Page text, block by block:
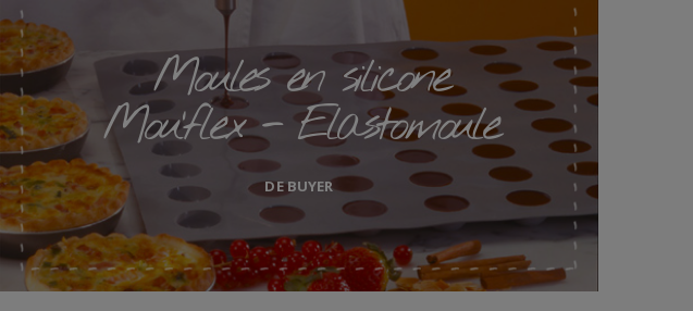
Moules en silicone
Mou'flex - Elastomoule
DE BUYER